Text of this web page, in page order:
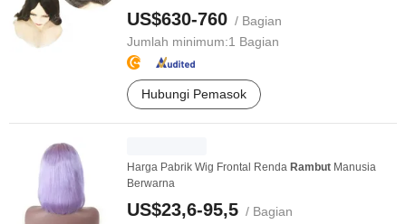
US$630-760 / Bagian
Jumlah minimum:1 Bagian
Hubungi Pemasok
Harga Pabrik Wig Frontal Renda Rambut Manusia
Berwarna
US$23,6-95,5 / Bagian